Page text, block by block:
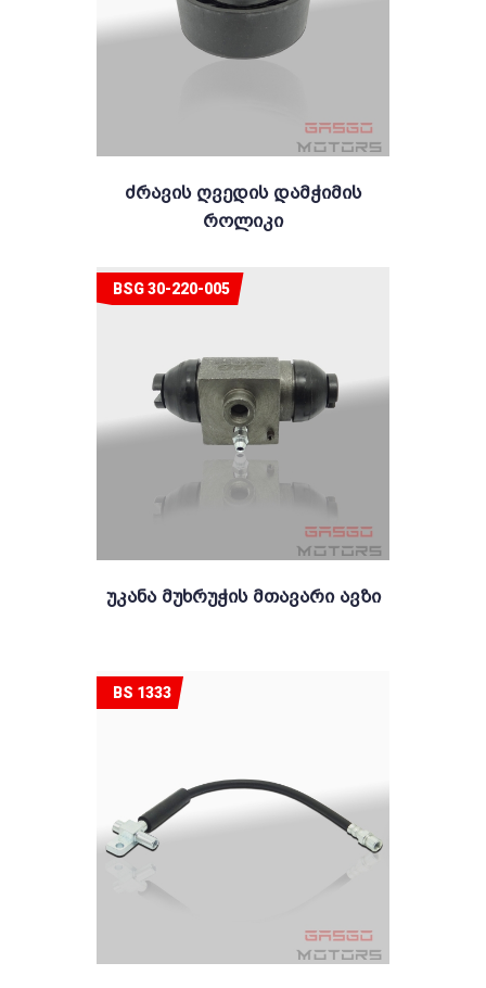
Ძრავის Ღვედის Დამჭიმის
Როლიკი
Უკანა Მუხრუჭის Მთავარი Ავზი
BSG 30-220-005
BS 1333